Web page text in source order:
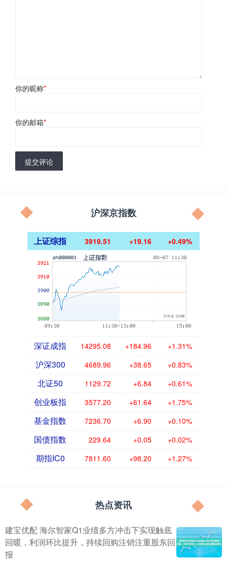
你的昵称*
你的邮箱*
提交评论
沪深京指数
上证综指 3919.51 +19.16 +0.49%
深证成指 14295.08 +184.96 +1.31%
沪深300 4689.96 +38.65 +0.83%
北证50 1129.72 +6.84 +0.61%
创业板指 3577.20 +61.64 +1.75%
基金指数 7236.70 +6.90 +0.10%
国债指数 229.64 +0.05 +0.02%
期指IC0 7811.60 +98.20 +1.27%
热点资讯
建宝优配 海尔智家Q1业绩多方冲击下实现触底
回暖，利润环比提升，持续回购注销注重股东回
报